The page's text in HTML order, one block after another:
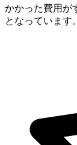
かかった費用が
となっています。